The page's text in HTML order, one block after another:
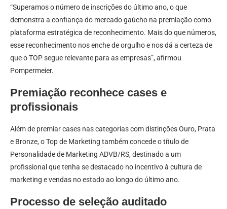
“Superamos o número de inscrições do último ano, o que
demonstra a confiança do mercado gaúcho na premiação como
plataforma estratégica de reconhecimento. Mais do que números,
esse reconhecimento nos enche de orgulho e nos dá a certeza de
que o TOP segue relevante para as empresas”, afirmou
Pompermeier.
Premiação reconhece cases e
profissionais
Além de premiar cases nas categorias com distinções Ouro, Prata
e Bronze, o Top de Marketing também concede o título de
Personalidade de Marketing ADVB/RS, destinado a um
profissional que tenha se destacado no incentivo à cultura de
marketing e vendas no estado ao longo do último ano.
Processo de seleção auditado